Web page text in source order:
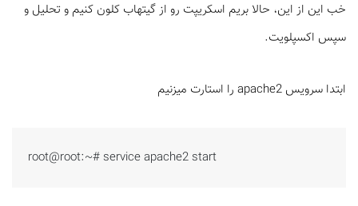
خب این از این، حالا بریم اسکریپت رو از گیتهاب کلون کنیم و تحلیل و
سپس اکسپلویت.
ابتدا سرویس apache2 را استارت میزنیم
root@root:~# service apache2 start